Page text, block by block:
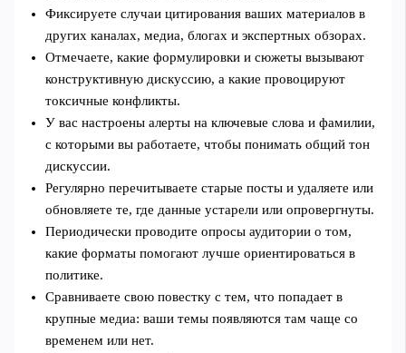
Фиксируете случаи цитирования ваших материалов в
других каналах, медиа, блогах и экспертных обзорах.
Отмечаете, какие формулировки и сюжеты вызывают
конструктивную дискуссию, а какие провоцируют
токсичные конфликты.
У вас настроены алерты на ключевые слова и фамилии,
с которыми вы работаете, чтобы понимать общий тон
дискуссии.
Регулярно перечитываете старые посты и удаляете или
обновляете те, где данные устарели или опровергнуты.
Периодически проводите опросы аудитории о том,
какие форматы помогают лучше ориентироваться в
политике.
Сравниваете свою повестку с тем, что попадает в
крупные медиа: ваши темы появляются там чаще со
временем или нет.